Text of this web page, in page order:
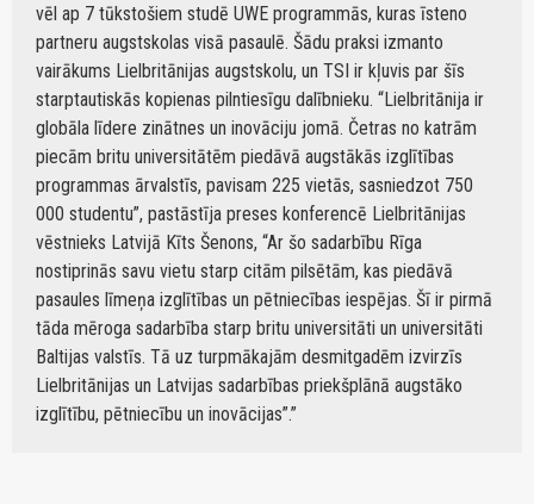
vēl ap 7 tūkstošiem studē UWE programmās, kuras īsteno
partneru augstskolas visā pasaulē. Šādu praksi izmanto
vairākums Lielbritānijas augstskolu, un TSI ir kļuvis par šīs
starptautiskās kopienas pilntiesīgu dalībnieku. “Lielbritānija ir
globāla līdere zinātnes un inovāciju jomā. Četras no katrām
piecām britu universitātēm piedāvā augstākās izglītības
programmas ārvalstīs, pavisam 225 vietās, sasniedzot 750
000 studentu”, pastāstīja preses konferencē Lielbritānijas
vēstnieks Latvijā Kīts Šenons, “Ar šo sadarbību Rīga
nostiprinās savu vietu starp citām pilsētām, kas piedāvā
pasaules līmeņa izglītības un pētniecības iespējas. Šī ir pirmā
tāda mēroga sadarbība starp britu universitāti un universitāti
Baltijas valstīs. Tā uz turpmākajām desmitgadēm izvirzīs
Lielbritānijas un Latvijas sadarbības priekšplānā augstāko
izglītību, pētniecību un inovācijas”.